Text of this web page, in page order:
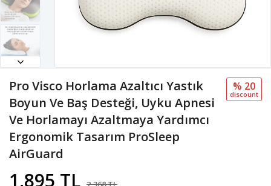
Pro Visco Horlama Azaltıcı Yastık
Boyun Ve Baş Desteği, Uyku Apnesi
Ve Horlamayı Azaltmaya Yardımcı
Ergonomik Tasarım ProSleep
AirGuard
1,895 TL
% 20
discount